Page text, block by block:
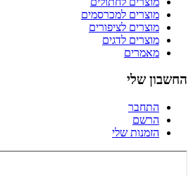
מוצרים למכרסמים
מוצרים לציפורים
מוצרים לדגים
מאמרים
החשבון שלי
התחבר
הרשם
הזמנות שלי